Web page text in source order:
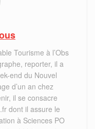
Tourisme à l’Obs
reporter, il a
end du Nouvel
d’un an chez
il se consacre
dont il assure le
à Sciences PO